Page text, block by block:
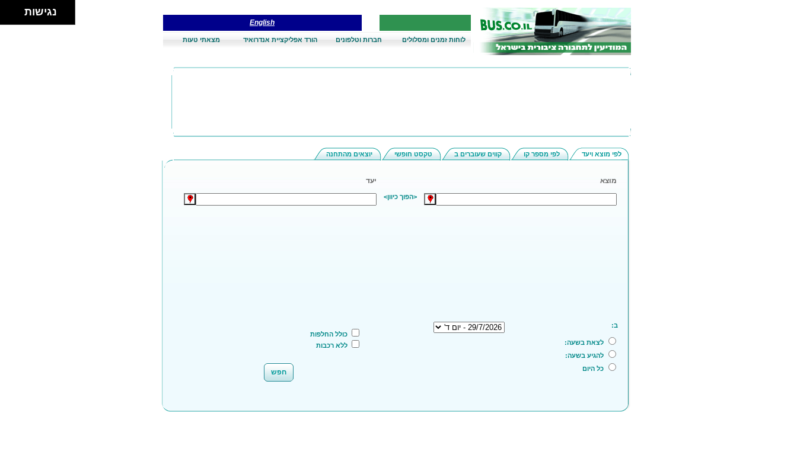
English
לוחות זמנים ומסלולים חברות וטלפונים הורד אפליקציית אנדרואיד מצאתי טעות
לפי מוצא ויעד לפי מספר קו קווים שעוברים ב טקסט חופשי יוצאים מהתחנה
מוצא יעד
<הפוך כיוון>
ב:
כולל החלפות
ללא רכבות
חפש
לצאת בשעה:
להגיע בשעה:
כל היום
נגישות